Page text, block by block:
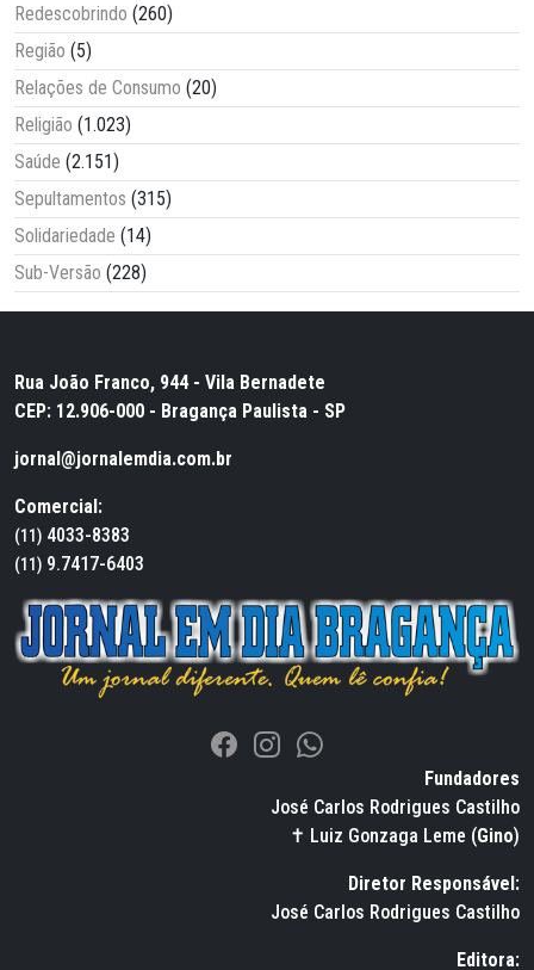
Redescobrindo (260)
Região (5)
Relações de Consumo (20)
Religião (1.023)
Saúde (2.151)
Sepultamentos (315)
Solidariedade (14)
Sub-Versão (228)
Rua João Franco, 944 - Vila Bernadete
CEP: 12.906-000 - Bragança Paulista - SP
jornal@jornalemdia.com.br
Comercial:
(11) 4033-8383
(11) 9.7417-6403
Fundadores
José Carlos Rodrigues Castilho
✝ Luiz Gonzaga Leme (Gino)
Diretor Responsável:
José Carlos Rodrigues Castilho
Editora: